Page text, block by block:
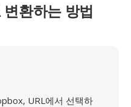
환하는 방법
URL에서 선택하